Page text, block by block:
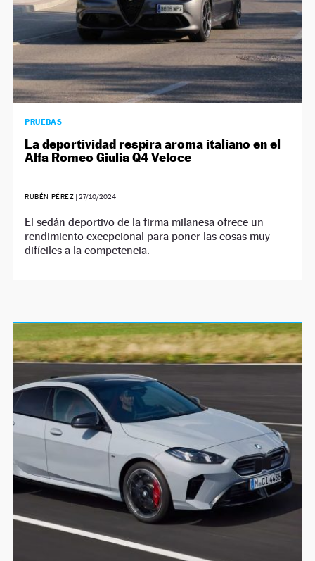
PRUEBAS
La deportividad respira aroma italiano en el
Alfa Romeo Giulia Q4 Veloce
RUBÉN PÉREZ |27/10/2024
El sedán deportivo de la firma milanesa ofrece un
rendimiento excepcional para poner las cosas muy
difíciles a la competencia.